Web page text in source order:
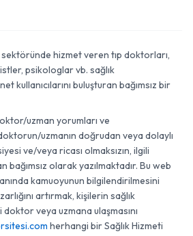
hizmet veren tıp doktorları,
psikologlar vb. sağlık
kullanıcılarını buluşturan bağımsız bir
uzman yorumları ve
uzmanın doğrudan veya dolaylı
ve/veya ricası olmaksızın, ilgili
bağımsız olarak yazılmaktadır. Bu web
kamuoyunun bilgilendirilmesini
artırmak, kişilerin sağlık
veya uzmana ulaşmasını
herhangi bir Sağlık Hizmeti